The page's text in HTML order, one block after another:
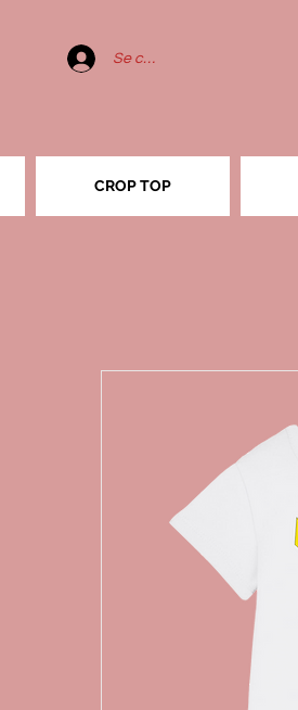
Se connecter
CROP TOP